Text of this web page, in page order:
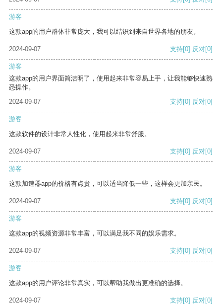
游客
这款app的用户群体非常庞大，我可以结识到来自世界各地的朋友。
2024-09-07 支持[0] 反对[0]
游客
这款app的用户界面简洁明了，使用起来非常容易上手，让我能够快速熟
悉操作。
2024-09-07
支持[0] 反对[0]
游客
这款软件的设计非常人性化，使用起来非常舒服。
2024-09-07 支持[0] 反对[0]
游客
这款加速器app的价格有点贵，可以适当降低一些，这样会更加亲民。
2024-09-07 支持[0] 反对[0]
游客
这款app的视频资源非常丰富，可以满足我不同的娱乐需求。
2024-09-07 支持[0] 反对[0]
游客
这款app的用户评论非常真实，可以帮助我做出更准确的选择。
2024-09-07 支持[0] 反对[0]